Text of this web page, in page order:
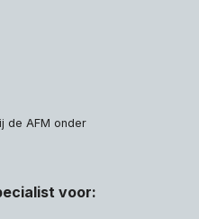
de AFM onder
voor: